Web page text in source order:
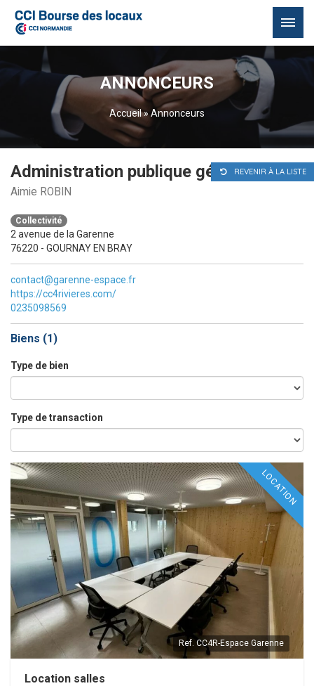
ANNONCEURS
Accueil»Annonceurs
REVENIR À LA LISTE
Administration publique générale
Aimie ROBIN
Collectivité
2 avenue de la Garenne
76220 - GOURNAY EN BRAY
contact@garenne-espace.fr
https://cc4rivieres.com/
0235098569
Biens (1 )
Type de bien
Type de transaction
LOCATION
Ref. CC4R-Espace Garenne
Location salles